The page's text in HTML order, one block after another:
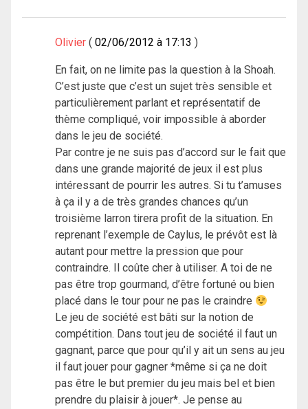
Olivier 02/06/2012 à 17:13
En fait, on ne limite pas la question à la Shoah.
C’est juste que c’est un sujet très sensible et
particulièrement parlant et représentatif de
thème compliqué, voir impossible à aborder
dans le jeu de société.
Par contre je ne suis pas d’accord sur le fait que
dans une grande majorité de jeux il est plus
intéressant de pourrir les autres. Si tu t’amuses
à ça il y a de très grandes chances qu’un
troisième larron tirera profit de la situation. En
reprenant l’exemple de Caylus, le prévôt est là
autant pour mettre la pression que pour
contraindre. Il coûte cher à utiliser. A toi de ne
pas être trop gourmand, d’être fortuné ou bien
placé dans le tour pour ne pas le craindre
Le jeu de société est bâti sur la notion de
compétition. Dans tout jeu de société il faut un
gagnant, parce que pour qu’il y ait un sens au jeu
il faut jouer pour gagner *même si ça ne doit
pas être le but premier du jeu mais bel et bien
prendre du plaisir à jouer*. Je pense au